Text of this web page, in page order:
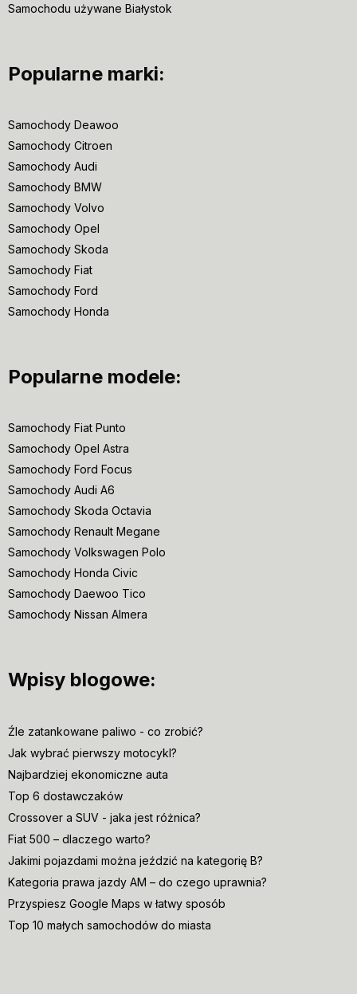
Samochodu używane Białystok
Popularne marki:
Samochody Deawoo
Samochody Citroen
Samochody Audi
Samochody BMW
Samochody Volvo
Samochody Opel
Samochody Skoda
Samochody Fiat
Samochody Ford
Samochody Honda
Popularne modele:
Samochody Fiat Punto
Samochody Opel Astra
Samochody Ford Focus
Samochody Audi A6
Samochody Skoda Octavia
Samochody Renault Megane
Samochody Volkswagen Polo
Samochody Honda Civic
Samochody Daewoo Tico
Samochody Nissan Almera
Wpisy blogowe:
Źle zatankowane paliwo - co zrobić?
Jak wybrać pierwszy motocykl?
Najbardziej ekonomiczne auta
Top 6 dostawczaków
Crossover a SUV - jaka jest różnica?
Fiat 500 – dlaczego warto?
Jakimi pojazdami można jeździć na kategorię B?
Kategoria prawa jazdy AM – do czego uprawnia?
Przyspiesz Google Maps w łatwy sposób
Top 10 małych samochodów do miasta